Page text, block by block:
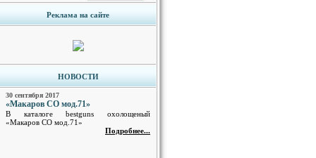
Реклама на сайте
НОВОСТИ
30 сентября 2017
«Макаров СО мод.71»
В каталоге bestguns охолощеный
«Макаров СО мод.71»
Подробнее...